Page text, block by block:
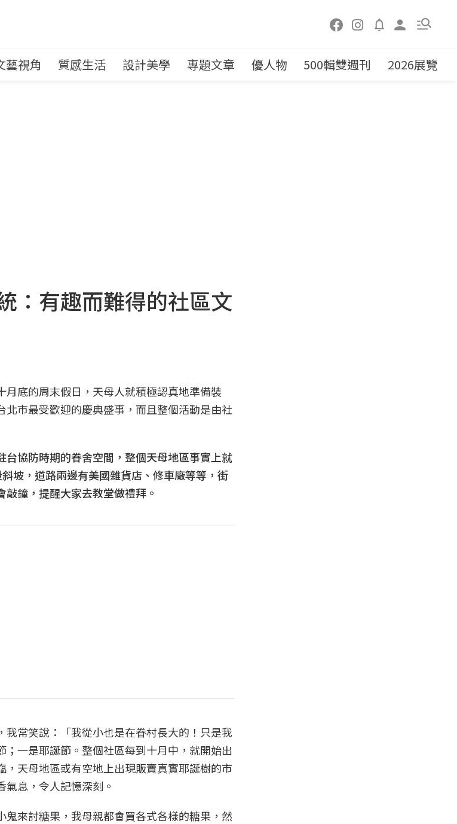
藝視角 質感生活 設計美學 專題文章 優人物 500輯雙週刊 2026展覽
：有趣而難得的社區文
底的周末假日，天母人就積極認真地準備裝
市最受歡迎的慶典盛事，而且整個活動是由社
協防時期的眷舍空間，整個天母地區事實上就
坡，道路兩邊有美國雜貨店、修車廠等等，街
鐘，提醒大家去教堂做禮拜。
常笑說：「我從小也是在眷村長大的！只是我
一是耶誕節。整個社區每到十月中，就開始出
天母地區或有空地上出現販賣真實耶誕樹的市
息，令人記憶深刻。
來討糖果，我母親都會買各式各樣的糖果，然